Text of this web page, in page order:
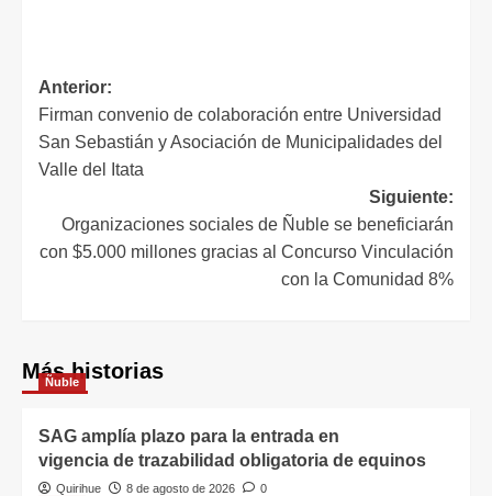
Anterior:
Firman convenio de colaboración entre Universidad
San Sebastián y Asociación de Municipalidades del
Valle del Itata
Siguiente:
Organizaciones sociales de Ñuble se beneficiarán
con $5.000 millones gracias al Concurso Vinculación
con la Comunidad 8%
Más historias
Ñuble
SAG amplía plazo para la entrada en
vigencia de trazabilidad obligatoria de equinos
Quirihue 8 de agosto de 2026
0